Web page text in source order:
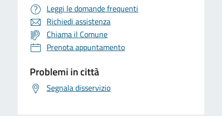
Leggi le domande frequenti
Richiedi assistenza
Chiama il Comune
Prenota appuntamento
Problemi in città
Segnala disservizio